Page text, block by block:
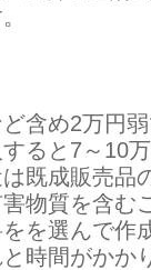
含め2万円
ると7～10
既成販売品
物質を含む
を選んで作
時間がかか